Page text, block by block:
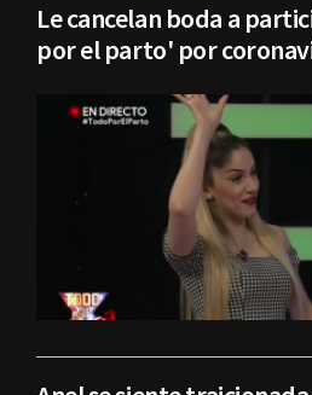
Le cancelan boda a
por el parto' por